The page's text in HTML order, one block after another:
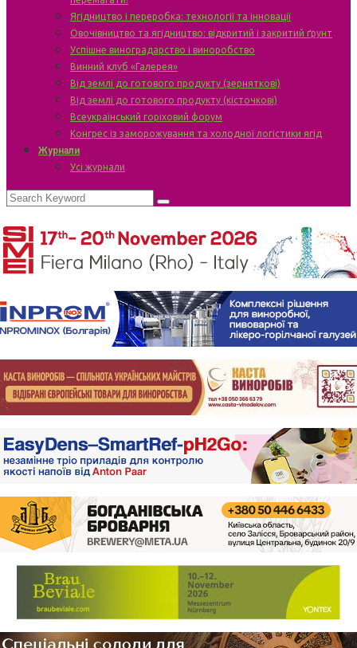
Ягідництво і переробка: технології та інновації
Овочівництво та ягідництво: відкритий і закритий ґрунт
Успішне виноградарство і виноробство
Винний клуб «Галерея»
Від землі до готового продукту (зерняткові)
Від землі до готового продукту (кісточкові)
Всеукраїнський горіховий форум
Конгрес із заморожування та холодної логістики ягід
Журнали
Усі журнали